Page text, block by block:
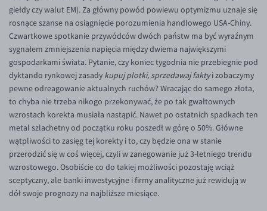
RON/PLN
SGD/PLN
ZAR/PLN
EUR/USD
EUR/GBP
EUR/CZK
EUR/DKK
EUR/NOK
giełdy czy walut EM). Za główny powód powiewu optymizmu uznaje się
rosnące szanse na osiągnięcie porozumienia handlowego USA-Chiny.
Czwartkowe spotkanie przywódców dwóch państw ma być wyraźnym
sygnałem zmniejszenia napięcia między dwiema największymi
gospodarkami świata. Pytanie, czy koniec tygodnia nie przebiegnie pod
dyktando rynkowej zasady kupuj plotki, sprzedawaj faktyi zobaczymy
pewne odreagowanie aktualnych ruchów? Wracając do samego złota,
to chyba nie trzeba nikogo przekonywać, że po tak gwałtownych
wzrostach korekta musiała nastąpić. Nawet po ostatnich spadkach ten
metal szlachetny od początku roku poszedł w górę o 50%. Główne
wątpliwości to zasięg tej korekty i to, czy będzie ona w stanie
przerodzić się w coś więcej, czyli w zanegowanie już 3-letniego trendu
wzrostowego. Osobiście co do takiej możliwości pozostaję wciąż
sceptyczny, ale banki inwestycyjne i firmy analityczne już rewidują w
dół swoje prognozy na najbliższe miesiące.